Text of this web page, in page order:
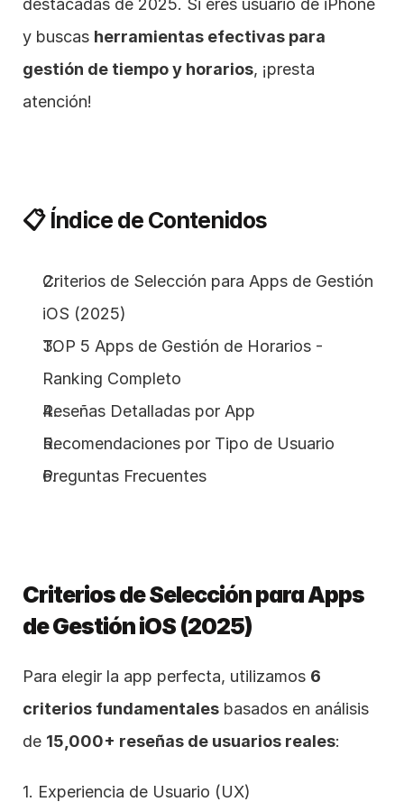
destacadas de 2025. Si eres usuario de iPhone
y buscas herramientas efectivas para
gestión de tiempo y horarios, ¡presta
atención!
📋 Índice de Contenidos
Criterios de Selección para Apps de Gestión
iOS (2025)
TOP 5 Apps de Gestión de Horarios -
Ranking Completo
Reseñas Detalladas por App
Recomendaciones por Tipo de Usuario
Preguntas Frecuentes
Criterios de Selección para Apps
de Gestión iOS (2025)
Para elegir la app perfecta, utilizamos 6
criterios fundamentales basados en análisis
de 15,000+ reseñas de usuarios reales:
1. Experiencia de Usuario (UX)